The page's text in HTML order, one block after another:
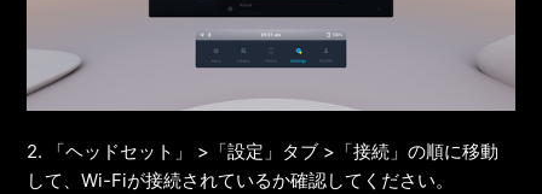
2. 「ヘッドセット」 >「設定」タブ >「接続」の順に移動
して、Wi-Fiが接続されているか確認してください。